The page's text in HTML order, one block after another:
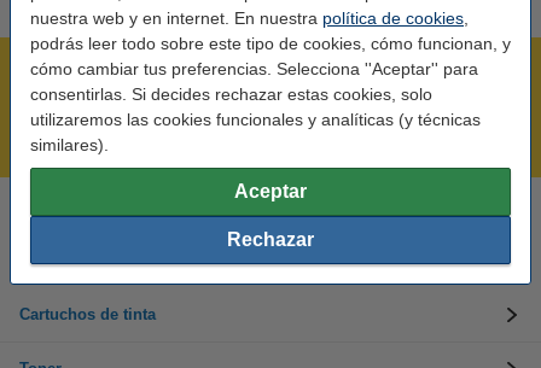
nuestra web y en internet. En nuestra política de cookies
podrás leer todo sobre este tipo de cookies, cómo funcionan, y
cómo cambiar tus preferencias. Selecciona ''Aceptar'' para
consentirlas. Si decides rechazar estas cookies, solo
utilizaremos las cookies funcionales y analíticas (y técnicas
similares).
Aceptar
Rechazar
Rápido y sencillo
Mejor Precio Garantizado
En días laborables de 09:00 a 20:00.
Cartuchos de tinta